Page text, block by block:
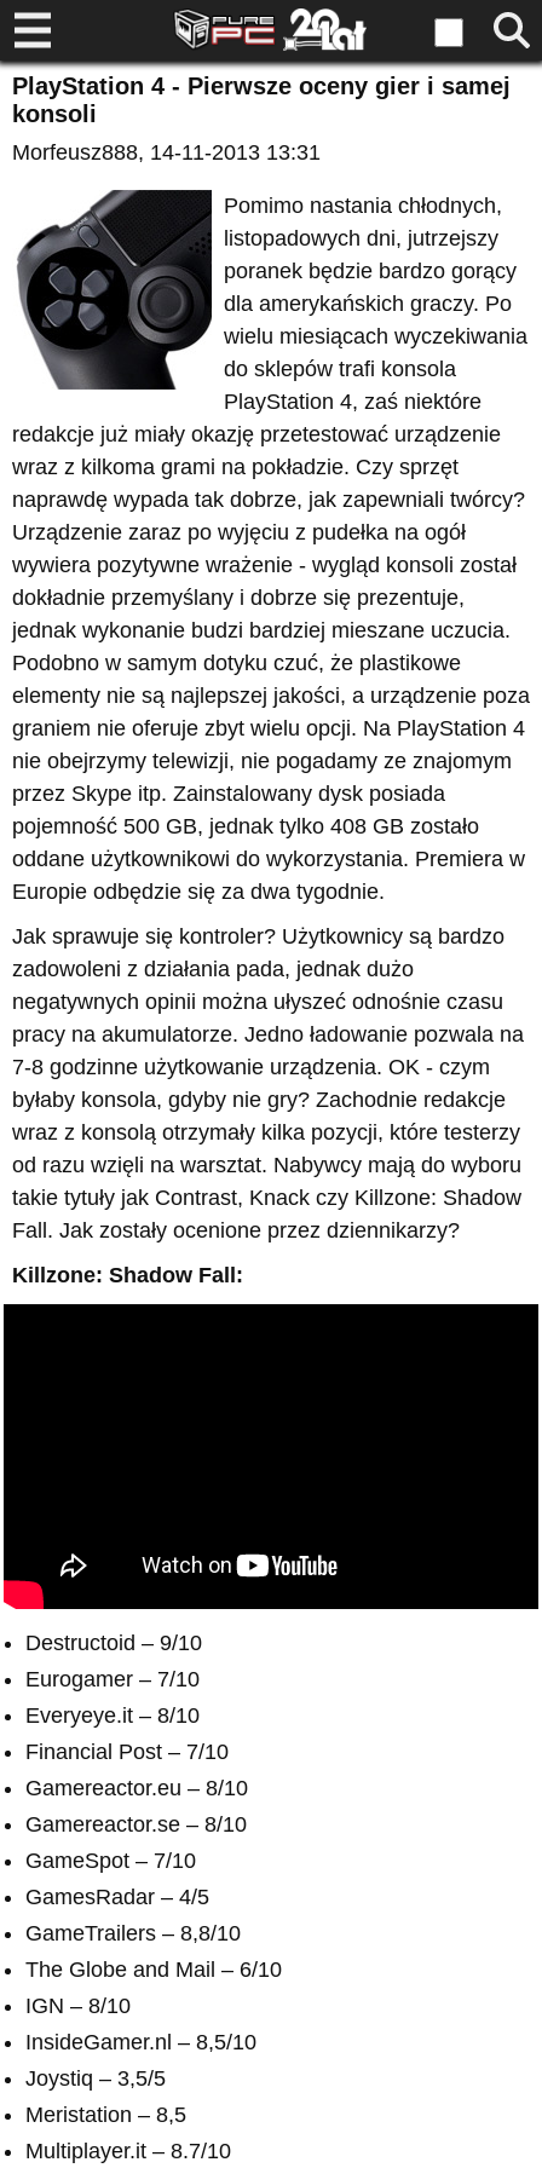
PlayStation 4 - Pierwsze oceny gier i samej
konsoli
Morfeusz888, 14-11-2013 13:31
Pomimo nastania chłodnych,
listopadowych dni, jutrzejszy
poranek będzie bardzo gorący
dla amerykańskich graczy. Po
wielu miesiącach wyczekiwania
do sklepów trafi konsola
PlayStation 4, zaś niektóre
redakcje już miały okazję przetestować urządzenie
wraz z kilkoma grami na pokładzie. Czy sprzęt
naprawdę wypada tak dobrze, jak zapewniali twórcy?
Urządzenie zaraz po wyjęciu z pudełka na ogół
wywiera pozytywne wrażenie - wygląd konsoli został
dokładnie przemyślany i dobrze się prezentuje,
jednak wykonanie budzi bardziej mieszane uczucia.
Podobno w samym dotyku czuć, że plastikowe
elementy nie są najlepszej jakości, a urządzenie poza
graniem nie oferuje zbyt wielu opcji. Na PlayStation 4
nie obejrzymy telewizji, nie pogadamy ze znajomym
przez Skype itp. Zainstalowany dysk posiada
pojemność 500 GB, jednak tylko 408 GB zostało
oddane użytkownikowi do wykorzystania. Premiera w
Europie odbędzie się za dwa tygodnie.
Jak sprawuje się kontroler? Użytkownicy są bardzo
zadowoleni z działania pada, jednak dużo
negatywnych opinii można ułyszeć odnośnie czasu
pracy na akumulatorze. Jedno ładowanie pozwala na
7-8 godzinne użytkowanie urządzenia. OK - czym
byłaby konsola, gdyby nie gry? Zachodnie redakcje
wraz z konsolą otrzymały kilka pozycji, które testerzy
od razu wzięli na warsztat. Nabywcy mają do wyboru
takie tytuły jak Contrast, Knack czy Killzone: Shadow
Fall. Jak zostały ocenione przez dziennikarzy?
Killzone: Shadow Fall:
Destructoid – 9/10
Eurogamer – 7/10
Everyeye.it – 8/10
Financial Post – 7/10
Gamereactor.eu – 8/10
Gamereactor.se – 8/10
GameSpot – 7/10
GamesRadar – 4/5
GameTrailers – 8,8/10
The Globe and Mail – 6/10
IGN – 8/10
InsideGamer.nl – 8,5/10
Joystiq – 3,5/5
Meristation – 8,5
Multiplayer.it – 8.7/10